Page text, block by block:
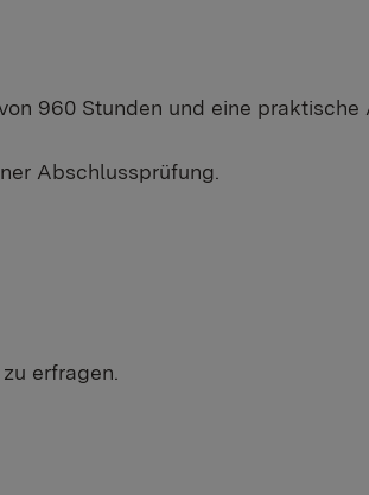
960 Stunden und eine
Abschlussprüfung.
erfragen.